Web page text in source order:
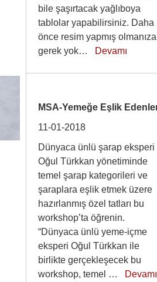
bile şaşırtacak yağlıboya
tablolar yapabilirsiniz. Daha
önce resim yapmış olmanıza
gerek yok… Devamı
MSA-Yemeğe Eşlik
11-01-2018
Dünyaca ünlü şarap eksperi
Oğul Türkkan yönetiminde
temel şarap kategorileri ve
şaraplara eşlik etmek üzere
hazırlanmış özel tatları bu
workshop’ta öğrenin.
“Dünyaca ünlü yeme-içme
eksperi Oğul Türkkan ile
birlikte gerçekleşecek bu
workshop, temel … Devamı